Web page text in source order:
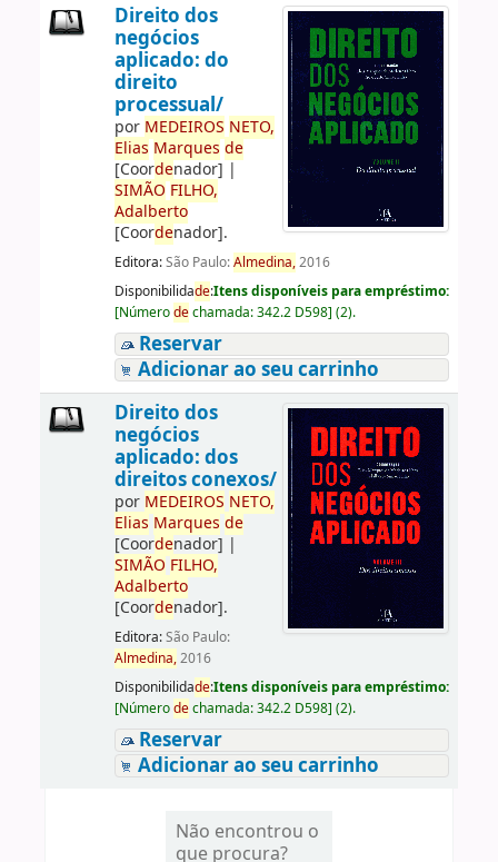
Direito dos
negócios
aplicado: do
direito
processual/
por MEDEIROS NETO,
Elias Marques de
[Coordenador] |
SIMÃO FILHO,
Adalberto
[Coordenador].
Editora:São Paulo:Almedina,2016
Disponibilidade:Itens disponíveis para empréstimo:
[Númerodechamada:342.2 D598] (2).
Reservar
Adicionar ao seu carrinho
Direito dos
negócios
aplicado: dos
direitos conexos/
por MEDEIROS NETO,
Elias Marques de
[Coordenador] |
SIMÃO FILHO,
Adalberto
[Coordenador].
Editora:São Paulo:
Almedina,2016
Disponibilidade:Itens disponíveis para empréstimo:
[Númerodechamada:342.2 D598] (2).
Reservar
Adicionar ao seu carrinho
Não encontrou o
que procura?